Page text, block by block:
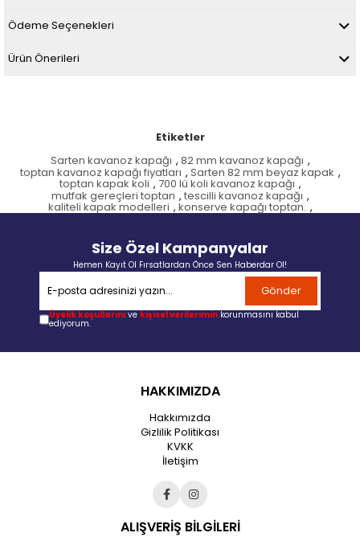
Ödeme Seçenekleri
Ürün Önerileri
Etiketler
Sarten kavanoz kapağı , 82 mm kavanoz kapağı ,
toptan kavanoz kapağı fiyatları , Sarten 82 mm beyaz kapak ,
toptan kapak koli , 700 lü koli kavanoz kapağı ,
mutfak gereçleri toptan , tescilli kavanoz kapağı ,
kaliteli kapak modelleri , konserve kapağı toptan. ,
Size Özel Kampanyalar
Hemen Kayıt Ol Fırsatlardan Önce Sen Haberdar Ol!
Gönder
Üyelik koşullarını ve kişisel verilerimin korunmasını kabul
ediyorum.
HAKKIMIZDA
Hakkımızda
Gizlilik Politikası
KVKK
İletişim
ALIŞVERİŞ BİLGİLERİ